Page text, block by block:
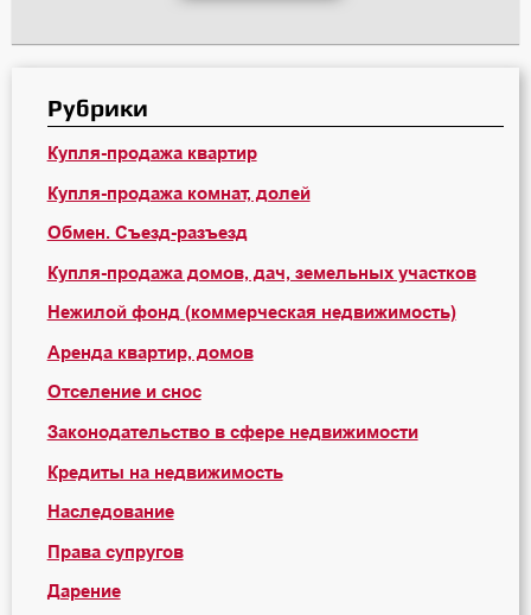
Рубрики
Купля-продажа квартир
Купля-продажа комнат, долей
Обмен. Съезд-разъезд
Купля-продажа домов, дач, земельных участков
Нежилой фонд (коммерческая недвижимость)
Аренда квартир, домов
Отселение и снос
Законодательство в сфере недвижимости
Кредиты на недвижимость
Наследование
Права супругов
Дарение